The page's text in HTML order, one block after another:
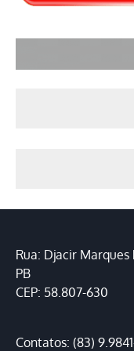
Rua: Djacir Marques
PB
CEP: 58.807-630
Contatos: (83)